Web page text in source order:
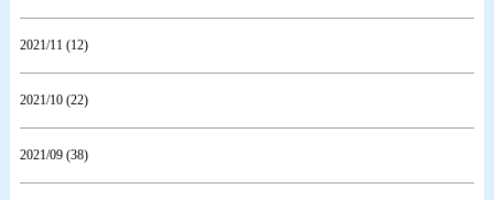
2021/11 (12)
2021/10 (22)
2021/09 (38)